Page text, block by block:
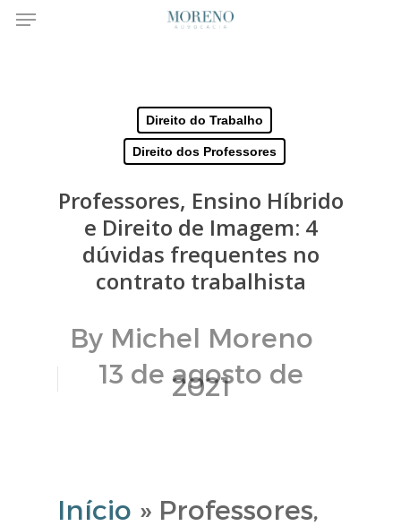
Skip
Menu
Direito do Trabalho
Direito dos Professores
Professores, Ensino Híbrido
e Direito de Imagem: 4
dúvidas frequentes no
contrato trabalhista
By Michel Moreno
13 de agosto de
2021
Início » Professores,